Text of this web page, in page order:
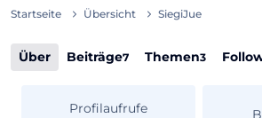
Startseite Übersicht SiegiJue
Über Beiträge7 Themen3
Profilaufrufe